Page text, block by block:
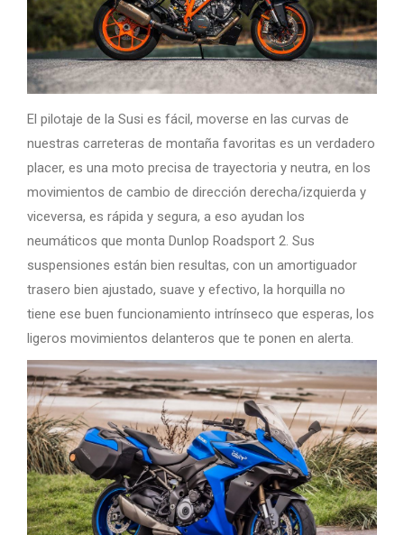
El pilotaje de la Susi es fácil, moverse en las curvas de
nuestras carreteras de montaña favoritas es un verdadero
placer, es una moto precisa de trayectoria y neutra, en los
movimientos de cambio de dirección derecha/izquierda y
viceversa, es rápida y segura, a eso ayudan los
neumáticos que monta Dunlop Roadsport 2. Sus
suspensiones están bien resultas, con un amortiguador
trasero bien ajustado, suave y efectivo, la horquilla no
tiene ese buen funcionamiento intrínseco que esperas, los
ligeros movimientos delanteros que te ponen en alerta.